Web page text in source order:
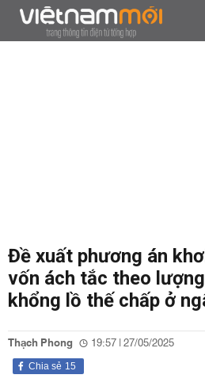
Đề xuất phương án
vốn ách tắc theo
khổng lồ thế chấp ở
Thạch Phong 19:57 | 27/05/2025
15
Chia sẻ